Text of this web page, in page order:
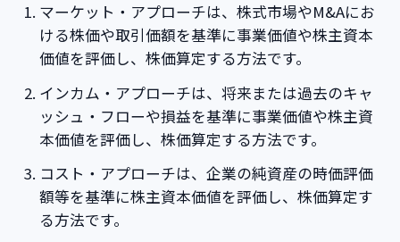
マーケット・アプローチは、株式市場やM&Aにお
ける株価や取引価額を基準に事業価値や株主資本
価値を評価し、株価算定する方法です。
インカム・アプローチは、将来または過去のキャ
ッシュ・フローや損益を基準に事業価値や株主資
本価値を評価し、株価算定する方法です。
コスト・アプローチは、企業の純資産の時価評価
額等を基準に株主資本価値を評価し、株価算定す
る方法です。